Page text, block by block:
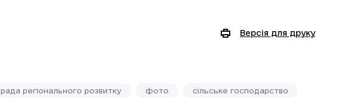
Версія для друку
рада регіонального розвитку фото сільське господарство